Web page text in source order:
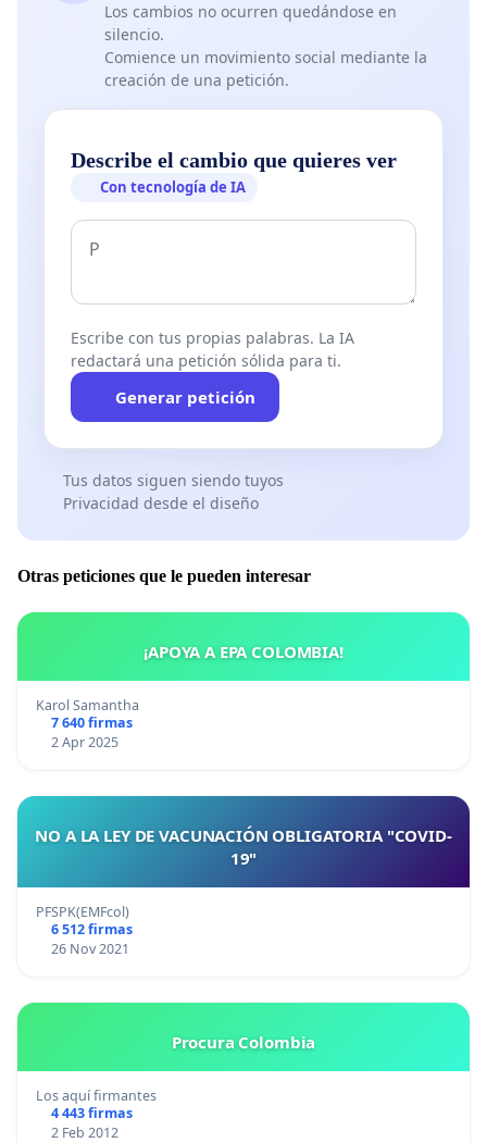
Los cambios no ocurren quedándose en
silencio.
Comience un movimiento social mediante la
creación de una petición.
Describe el cambio que quieres ver
Con tecnología de IA
Escribe con tus propias palabras. La IA
redactará una petición sólida para ti.
Generar petición
Tus datos siguen siendo tuyos
Privacidad desde el diseño
Otras peticiones que le pueden interesar
¡APOYA A EPA COLOMBIA!
Karol Samantha
7 640 firmas
2 Apr 2025
NO A LA LEY DE VACUNACIÓN OBLIGATORIA "COVID-
19"
PFSPK(EMFcol)
6 512 firmas
26 Nov 2021
Procura Colombia
Los aquí firmantes
4 443 firmas
2 Feb 2012